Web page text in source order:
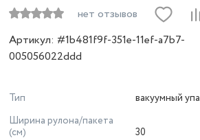
нет отзывов
Артикул: #1b481f9f-351e-11ef-a7b7-
005056022ddd
Тип
вакуумный
Ширина рулона/пакета
(см)
30